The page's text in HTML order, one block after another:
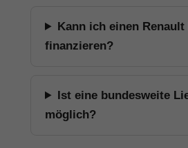
Kann ich einen Renault
finanzieren?
Ist eine bundesweite
möglich?